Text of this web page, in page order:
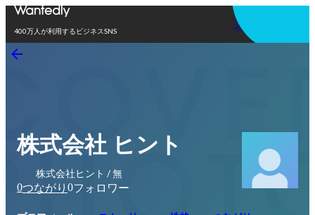
400万人が利用するビジネスSNS
アプリを使う
株式会社 ヒント
株式会社ヒント / 無
0つながり 0フォロワー